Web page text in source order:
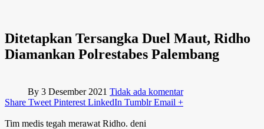
Ditetapkan Tersangka Duel Maut, Ridho
Diamankan Polrestabes Palembang
By 3 Desember 2021 Tidak ada komentar
Share Tweet Pinterest LinkedIn Tumblr Email +
Tim medis tegah merawat Ridho. deni